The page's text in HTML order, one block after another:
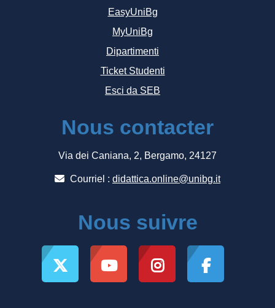
EasyUniBg
MyUniBg
Dipartimenti
Ticket Studenti
Esci da SEB
Nous contacter
Via dei Caniana, 2, Bergamo, 24127
Courriel : didattica.online@unibg.it
Nous suivre